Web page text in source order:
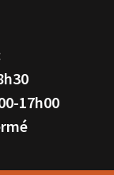
17h00